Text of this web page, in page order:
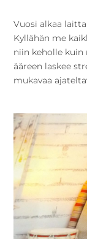
Vuosi alkaa
Kyllähän me
niin keholle
ääreen laskee
mukavaa